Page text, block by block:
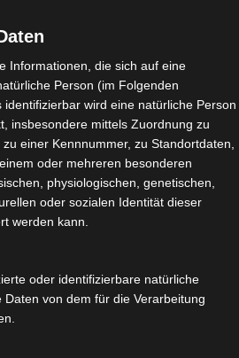
Informationen, die sich auf eine
Person (im Folgenden
wird eine natürliche Person
insbesondere mittels Zuordnung zu
einer Kennnummer, zu Standortdaten,
oder mehreren besonderen
physiologischen, genetischen,
oder sozialen Identität dieser
werden kann.
oder identifizierbare natürliche
von dem für die Verarbeitung